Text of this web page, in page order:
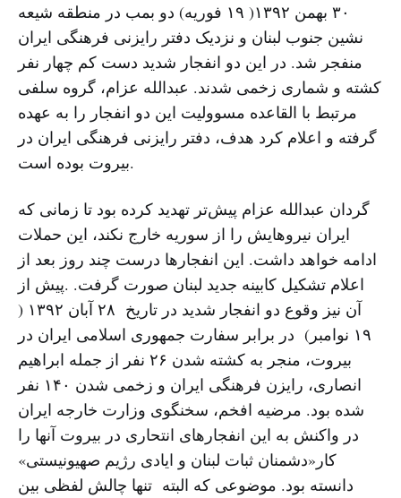
٣٠ بهمن ١٣٩٢( ١٩ فوریه) دو بمب در منطقه شیعه
نشین جنوب لبنان و نزدیک دفتر رایزنی فرهنگی ایران
منفجر شد. در این دو انفجار شدید دست کم چهار نفر
کشته و شماری زخمی شدند. عبدالله عزام، گروه سلفی
مرتبط با القاعده مسوولیت این دو انفجار را به عهده
گرفته و اعلام کرد هدف، دفتر رایزنی فرهنگی ایران در
بیروت بوده است.
گردان عبدالله عزام پیش‌تر تهدید کرده بود تا زمانی که
ایران نیروهایش را از سوریه خارج نکند، این حملات
ادامه خواهد داشت. این انفجارها درست چند روز بعد از
اعلام تشکیل کابینه جدید لبنان صورت گرفت. .پیش از
آن نیز وقوع دو انفجار شدید در تاریخ ٢٨ آبان ١٣٩٢ (
١٩ نوامبر) در برابر سفارت جمهوری اسلامی ایران در
بیروت، منجر به کشته شدن ٢۶ نفر از جمله ابراهیم
انصاری، رایزن فرهنگی ایران و زخمى شدن ١۴٠ نفر
شده بود. مرضیه افخم، سخنگوی وزارت خارجه ایران
در واکنش به این انفجارهای انتحاری در بیروت آنها را
کار«دشمنان ثبات لبنان و ایادی رژیم صهیونیستی»
دانسته بود. موضوعی که البته تنها چالش لفظی بین